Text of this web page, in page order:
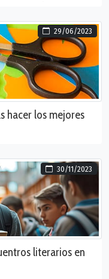
29/06/2023
hacer los mejores
30/11/2023
literarios en